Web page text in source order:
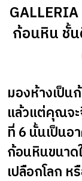
ก้อนหิน ชั้
มองห้างเป็น
แล้วแต่คุณจะ
ที่ 6 นั้นเป็น
ก้อนหินขนา
เปลือกโลก ห